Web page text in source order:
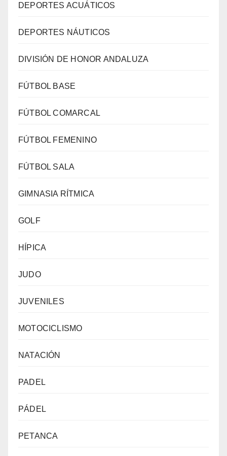
DEPORTES ACUÁTICOS
DEPORTES NÁUTICOS
DIVISIÓN DE HONOR ANDALUZA
FÚTBOL BASE
FÚTBOL COMARCAL
FÚTBOL FEMENINO
FÚTBOL SALA
GIMNASIA RÍTMICA
GOLF
HÍPICA
JUDO
JUVENILES
MOTOCICLISMO
NATACIÓN
PADEL
PÁDEL
PETANCA